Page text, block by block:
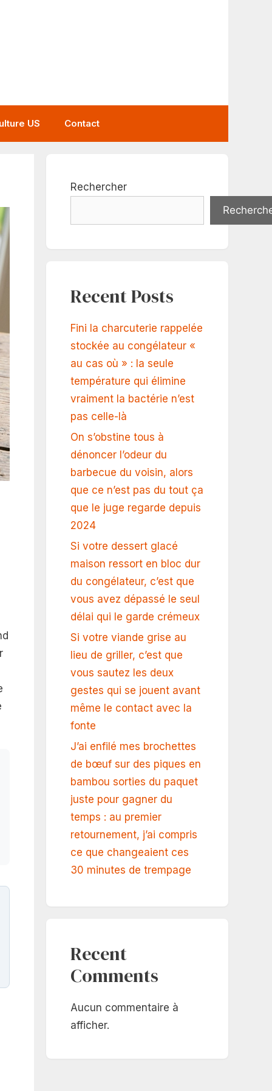
US Contact
Rechercher
Recent Posts
Fini la charcuterie rappelée
stockée au congélateur «
au cas où » : la seule
température qui élimine
vraiment la bactérie n’est
pas celle-là
On s’obstine tous à
dénoncer l’odeur du
barbecue du voisin, alors
que ce n’est pas du tout ça
que le juge regarde depuis
2024
Si votre dessert glacé
maison ressort en bloc dur
du congélateur, c’est que
vous avez dépassé le seul
délai qui le garde crémeux
Si votre viande grise au
lieu de griller, c’est que
vous sautez les deux
gestes qui se jouent avant
même le contact avec la
fonte
J’ai enfilé mes brochettes
de bœuf sur des piques en
bambou sorties du paquet
juste pour gagner du
temps : au premier
retournement, j’ai compris
ce que changeaient ces
30 minutes de trempage
Recent
Comments
Aucun commentaire à
afficher.